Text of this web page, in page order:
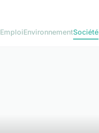
EmploiEnvironnementSociété